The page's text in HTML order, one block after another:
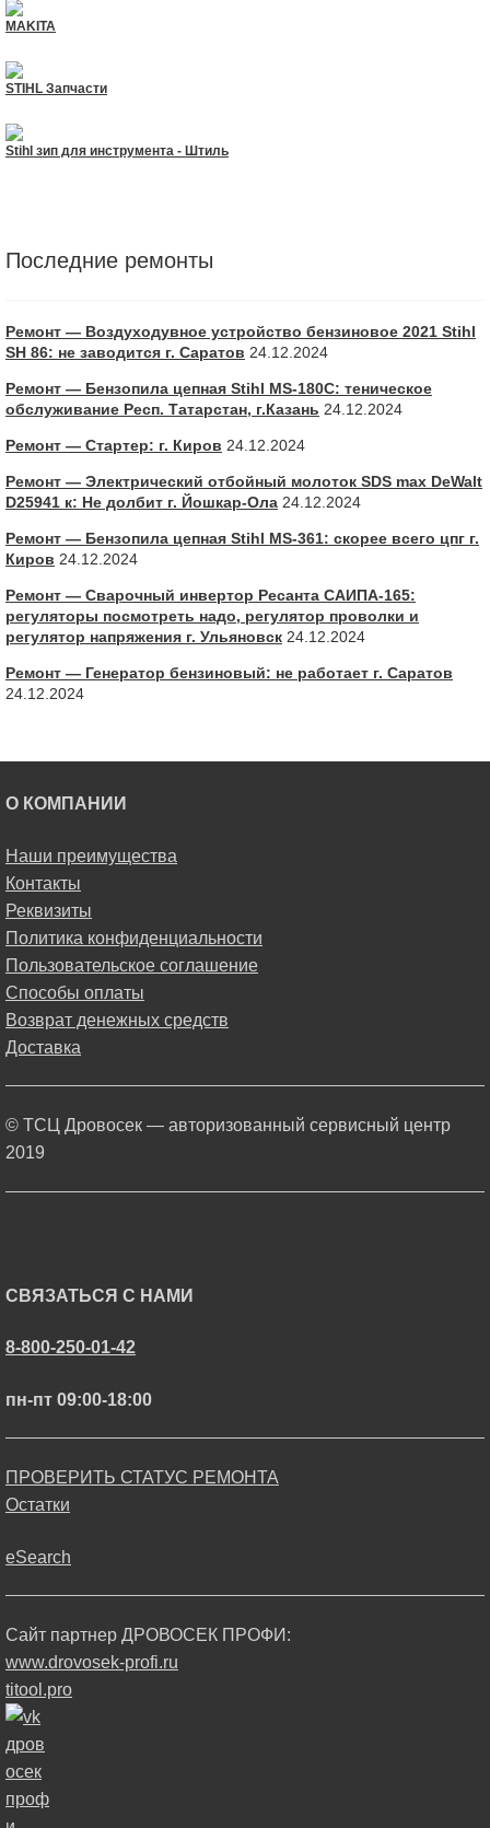
MAKITA
STIHL Запчасти
Stihl зип для инструмента - Штиль
Последние ремонты
Ремонт — Воздуходувное устройство бензиновое 2021 Stihl
SH 86: не заводится г. Саратов 24.12.2024
Ремонт — Бензопила цепная Stihl MS-180С: теническое
обслуживание Респ. Татарстан, г.Казань 24.12.2024
Ремонт — Стартер: г. Киров 24.12.2024
Ремонт — Электрический отбойный молоток SDS max DeWalt
D25941 к: Не долбит г. Йошкар-Ола 24.12.2024
Ремонт — Бензопила цепная Stihl MS-361: скорее всего цпг г.
Киров 24.12.2024
Ремонт — Сварочный инвертор Ресанта САИПА-165:
регуляторы посмотреть надо, регулятор проволки и
регулятор напряжения г. Ульяновск 24.12.2024
Ремонт — Генератор бензиновый: не работает г. Саратов
24.12.2024
О КОМПАНИИ
Наши преимущества
Контакты
Реквизиты
Политика конфиденциальности
Пользовательское соглашение
Способы оплаты
Возврат денежных средств
Доставка
© ТСЦ Дровосек — авторизованный сервисный центр
2019
СВЯЗАТЬСЯ С НАМИ
8-800-250-01-42
пн-пт 09:00-18:00
ПРОВЕРИТЬ СТАТУС РЕМОНТА
Остатки
eSearch
Сайт партнер ДРОВОСЕК ПРОФИ:
www.drovosek-profi.ru
titool.pro